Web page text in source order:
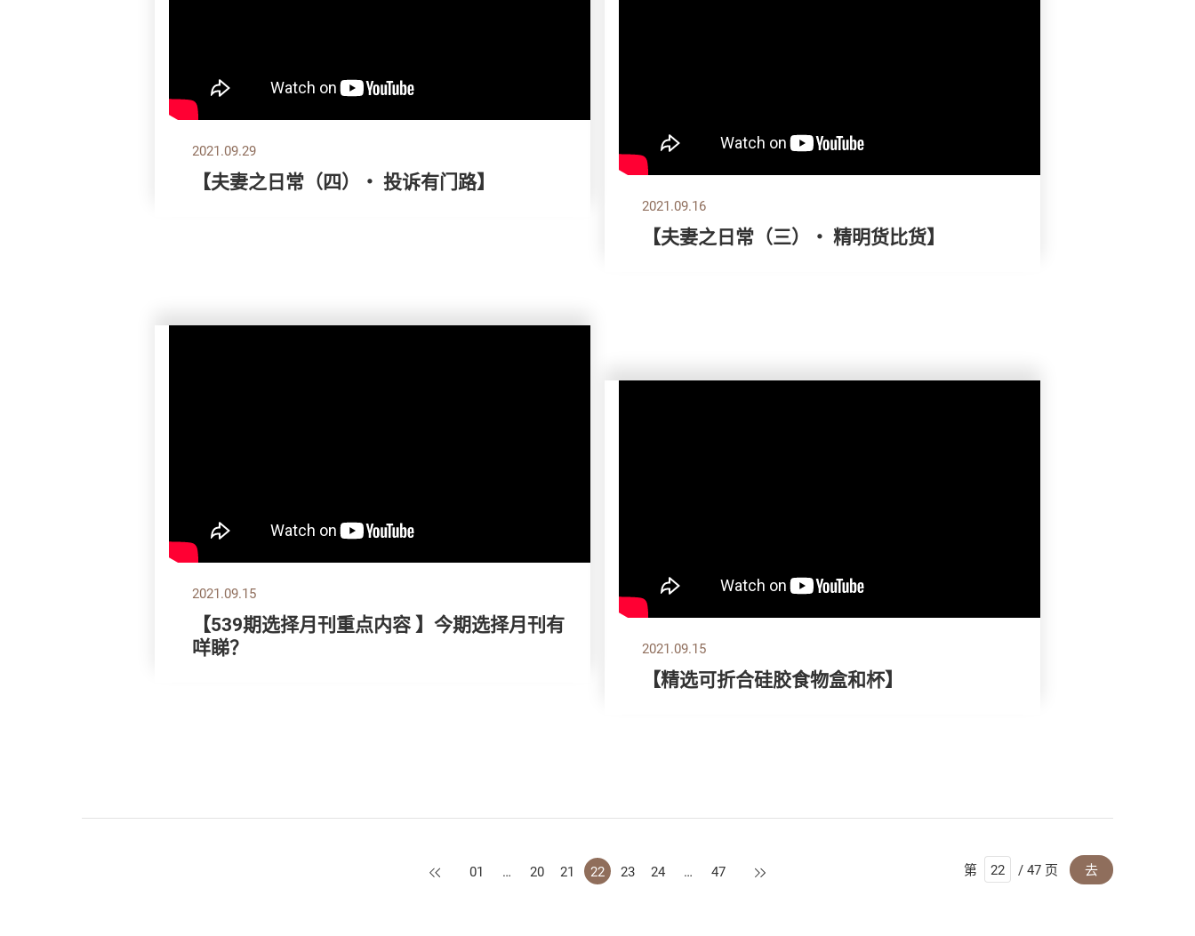
2021.09.29
【夫妻之日常（四）・ 投诉有门路】
2021.09.16
【夫妻之日常（三）・ 精明货比货】
2021.09.15
【539期选择月刊重点内容 】今期选择月刊有
咩睇？
2021.09.15
【精选可折合硅胶食物盒和杯】
上一页
01 … 20 21 22 23 24 … 47 下一页 第 / 47 页 去